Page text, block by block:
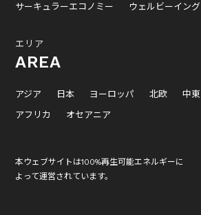
サーキュラーエコノミー
ウェルビーイング
エリア
AREA
アジア 日本 ヨーロッパ 北欧 中東
アフリカ
オセアニア
本ウェブサイトは100%再生可能エネルギーに
よって運営されています。